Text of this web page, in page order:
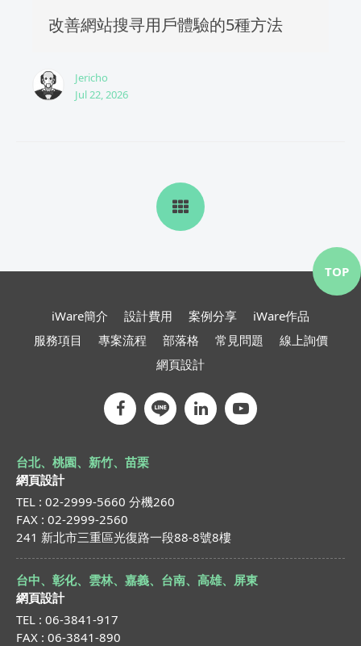
改善網站搜寻用戶體驗的5種方法
Jericho
Jul 22, 2026
iWare簡介 設計費用 案例分享
iWare作品
服務項目
專案流程 部落格 常見問題
線上詢價
網頁設計
台北、桃園、新竹、苗栗
網頁設計
TEL : 02-2999-5660 分機260
FAX : 02-2999-2560
241 新北市三重區光復路一段88-8號8樓
台中、彰化、雲林、嘉義、台南、高雄、屏東
網頁設計
TEL : 06-3841-917
FAX : 06-3841-890
TOP